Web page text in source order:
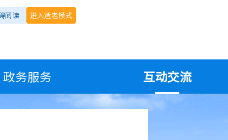
阅读 进入适老模式
政务服务 互动交流